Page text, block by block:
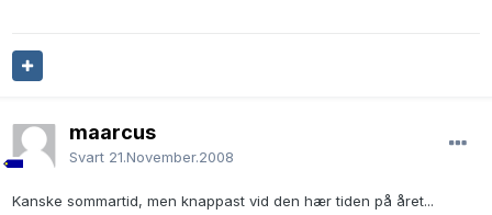
maarcus
Svart 21.November.2008
Kanske sommartid, men knappast vid den hær tiden på året...